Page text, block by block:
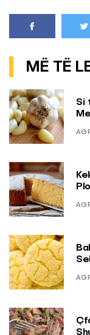
MË TË
Si